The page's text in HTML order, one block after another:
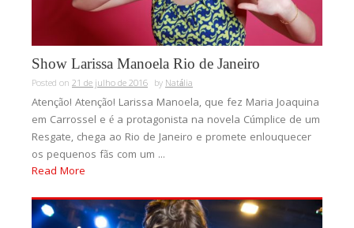
Show Larissa Manoela Rio de Janeiro
Posted on 21 de julho de 2016 byNatália
Atenção! Atenção! Larissa Manoela, que fez Maria Joaquina
em Carrossel e é a protagonista na novela Cúmplice de um
Resgate, chega ao Rio de Janeiro e promete enlouquecer
os pequenos fãs com um ...
Read More